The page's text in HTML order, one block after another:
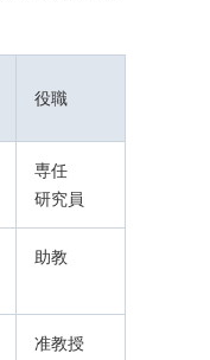
役職
専任
研究員
助教
准教授